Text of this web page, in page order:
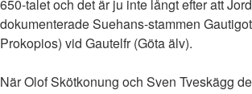
650-talet och det är ju inte långt efter att
dokumenterade Suehans-stammen
Prokopios) vid Gautelfr (Göta älv).
När Olof Skötkonung och Sven Tveskägg